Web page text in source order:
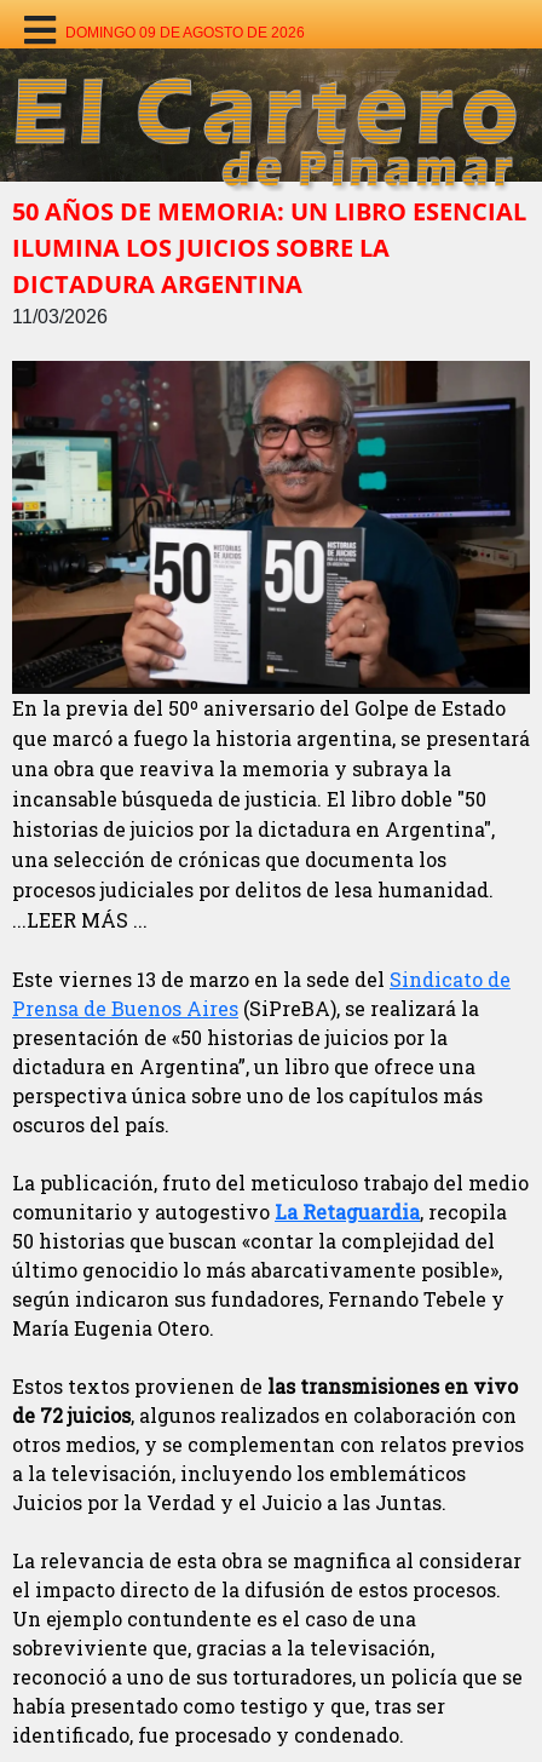
DOMINGO 09 DE AGOSTO DE 2026
50 AÑOS DE MEMORIA: UN LIBRO ESENCIAL
ILUMINA LOS JUICIOS SOBRE LA
DICTADURA ARGENTINA
11/03/2026
En la previa del 50º aniversario del Golpe de Estado
que marcó a fuego la historia argentina, se presentará
una obra que reaviva la memoria y subraya la
incansable búsqueda de justicia. El libro doble "50
historias de juicios por la dictadura en Argentina",
una selección de crónicas que documenta los
procesos judiciales por delitos de lesa humanidad.
...LEER MÁS ...
Este viernes 13 de marzo en la sede del Sindicato de
Prensa de Buenos Aires (SiPreBA), se realizará la
presentación de «50 historias de juicios por la
dictadura en Argentina”, un libro que ofrece una
perspectiva única sobre uno de los capítulos más
oscuros del país.
La publicación, fruto del meticuloso trabajo del medio
comunitario y autogestivo La Retaguardia, recopila
50 historias que buscan «contar la complejidad del
último genocidio lo más abarcativamente posible»,
según indicaron sus fundadores, Fernando Tebele y
María Eugenia Otero.
Estos textos provienen de las transmisiones en vivo
de 72 juicios, algunos realizados en colaboración con
otros medios, y se complementan con relatos previos
a la televisación, incluyendo los emblemáticos
Juicios por la Verdad y el Juicio a las Juntas.
La relevancia de esta obra se magnifica al considerar
el impacto directo de la difusión de estos procesos.
Un ejemplo contundente es el caso de una
sobreviviente que, gracias a la televisación,
reconoció a uno de sus torturadores, un policía que se
había presentado como testigo y que, tras ser
identificado, fue procesado y condenado.